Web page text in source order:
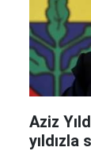
Aziz
yıldızla